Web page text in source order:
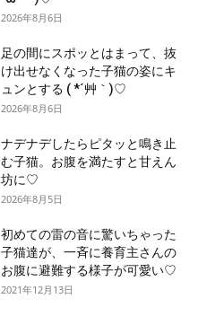
2026年8月6日
足の間にスポッとはまって、抜
け出せなくなった子猫の姿にキ
ュンとする ( *´艸｀)♡
2026年8月6日
ナデナデしたらピタッと鳴き止
む子猫。お腹を満たすと甘えん
坊に♡
2026年8月5日
初めての雷の音に驚いちゃった
子猫達が、一斉に養育主さんの
お腹に避難する様子が可愛い♡
2021年12月13日